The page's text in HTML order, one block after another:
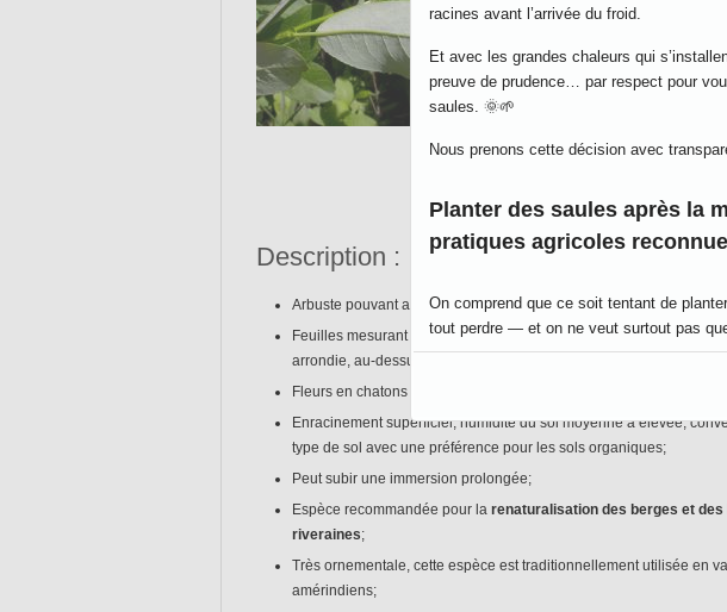
Description :
Arbuste pouvant atteindre une hauteur de 6 mètres;
Feuilles mesurant 6 à 12 cm de long, de forme lancéolée, à base
arrondie, au-dessus lisse et dessous plus pâle légèrement
Fleurs en chatons paraissant avant les feuilles, floraison débutant
Enracinement superficiel, humidité du sol moyenne à élevée,
type de sol avec une préférence pour les sols organiques;
Peut subir une immersion prolongée;
Espèce recommandée pour la renaturalisation des berges et des
riveraines;
Très ornementale, cette espèce est traditionnellement utilisée en
amérindiens;
racines avant l’arrivée du froid.
Et avec les grandes chaleurs qui
preuve de prudence… par respect pour
saules. 🌞🌱
Nous prenons cette décision avec
Planter des saules après la
pratiques agricoles
On comprend que ce soit tentant de
tout perdre — et on ne veut surtout pas
Tous les producteurs sérieux en
Disons que… tout avis contraire à cela
Merci du fond du cœur pour
Vous êtes des centaines à nous avoir
On vous souhaite un été magnifique,